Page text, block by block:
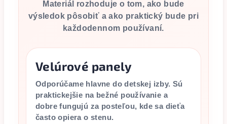
Materiál rozhoduje o tom, ako bude
výsledok pôsobiť a ako praktický bude pri
každodennom používaní.
Velúrové panely
Odporúčame hlavne do detskej izby. Sú
praktickejšie na bežné používanie a
dobre fungujú za posteľou, kde sa dieťa
často opiera o stenu.